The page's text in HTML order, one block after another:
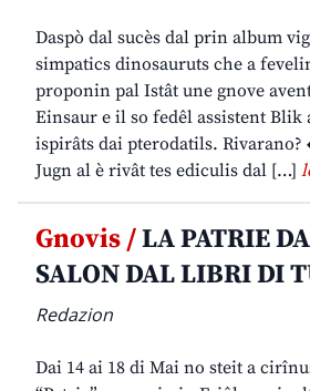
Daspò dal sucès dal prin album
simpatics dinosauruts che a
proponin pal Istât une gnove
Einsaur e il so fedêl assistent Blik
ispirâts dai pterodatils.
Jugn al è rivât tes ediculis dal […]
Gnovis /LA PATRIE
SALON DAL LIBRI DI
Redazion
Dai 14 ai 18 di Mai no steit a